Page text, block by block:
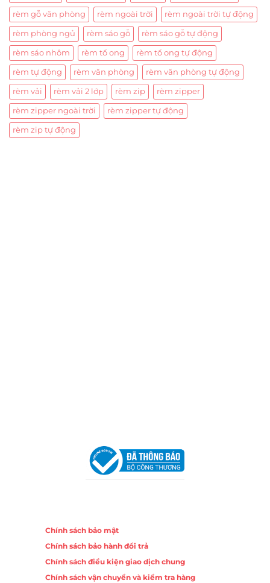
rèm gỗ văn phòng rèm ngoài trời rèm ngoài trời tự động
rèm phòng ngủ rèm sáo gỗ rèm sáo gỗ tự động
rèm sáo nhôm rèm tổ ong rèm tổ ong tự động
rèm tự động rèm văn phòng rèm văn phòng tự động
rèm vải rèm vải 2 lớp rèm zip rèm zipper
rèm zipper ngoài trời rèm zipper tự động
rèm zip tự động
Chính sách bảo mật
Chính sách bảo hành đổi trả
Chính sách điều kiện giao dịch chung
Chính sách vận chuyển và kiểm tra hàng